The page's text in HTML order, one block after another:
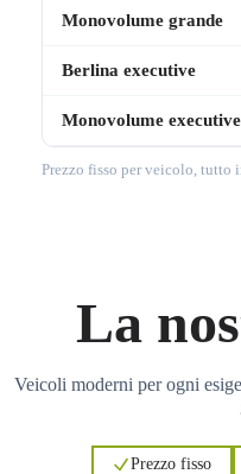
Monovolume grande
Berlina executive
Monovolume executive
Prezzo fisso per veicolo, tutto
La
Veicoli moderni per ogni
Prezzo fisso